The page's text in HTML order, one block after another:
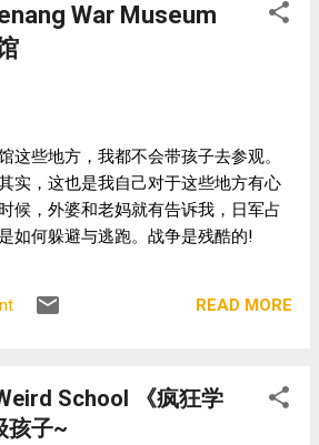
War Museum
这些地方，我都不会带孩子去参观。
实，这也是我自己对于这些地方有心
候，外婆和老妈就有告诉我，日军占
如何躲避与逃跑。战争是残酷的!
READ MORE
School 《疯狂学
孩子~